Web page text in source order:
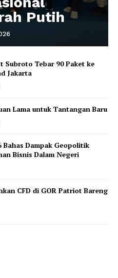
Putih
Subroto Tebar 90 Paket ke
Jakarta
Lama untuk Tantangan Baru
Dampak Geopolitik
Bisnis Dalam Negeri
CFD di GOR Patriot Bareng